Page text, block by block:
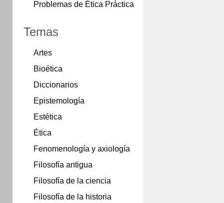
Problemas de Ética Práctica
Temas
Artes
Bioética
Diccionarios
Epistemología
Estética
Ética
Fenomenología y axiología
Filosofía antigua
Filosofía de la ciencia
Filosofía de la historia